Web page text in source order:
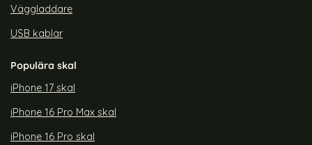
Väggladdare
USB kablar
Populära skal
iPhone 17 skal
iPhone 16 Pro Max skal
iPhone 16 Pro skal